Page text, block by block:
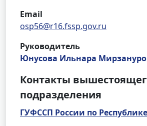
Email
osp56@r16.fssp.gov.ru
Руководитель
Юнусова Ильнара
Контакты
подразделения
ГУФССП России по